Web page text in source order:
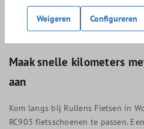
speling. Als je begint met
schoenplaatjes aan de raden. Hoe
minder speling je nodig hebt.
Maak snelle kilometers
aan
Kom langs bij Rullens Fietsen in
RC903 fietsschoenen te passen.
Weigeren Configureren